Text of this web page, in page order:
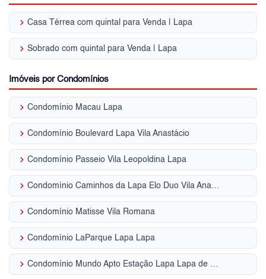
keyboard_arrow_right Casa Térrea com quintal para Venda | Lapa
keyboard_arrow_right Sobrado com quintal para Venda | Lapa
Imóveis por Condomínios
keyboard_arrow_right Condomínio Macau Lapa
keyboard_arrow_right Condomínio Boulevard Lapa Vila Anastácio
keyboard_arrow_right Condomínio Passeio Vila Leopoldina Lapa
keyboard_arrow_right Condomínio Caminhos da Lapa Elo Duo Vila Anastácio
keyboard_arrow_right Condomínio Matisse Vila Romana
keyboard_arrow_right Condomínio LaParque Lapa Lapa
keyboard_arrow_right Condomínio Mundo Apto Estação Lapa Lapa de Baixo